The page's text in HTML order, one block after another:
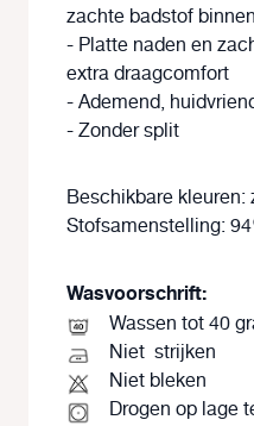
zachte badstof
- Platte naden en
extra draagcomfort
- Ademend,
- Zonder split
Beschikbare kleuren:
Stofsamenstelling:
Wasvoorschrift:
Wassen tot 40
Niet strijken
Niet bleken
Drogen op lage